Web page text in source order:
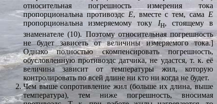
относительная погрешность измерения тока
пропорциональна противоэдс E, вместе с тем, сама E
пропорциональна измеряемому току IН, стоящему в
знаменателе (10). Поэтому относительная погрешность
не будет зависеть от величины измеряемого тока.]
Однако полностью скомпенсировать погрешность,
обусловленную противоэдс датчика, не удастся, т. к. её
величина зависит от температуры жил, которую
контролировать по всей длине ни кто ни когда не будет.
Чем выше сопротивление жил (больше их длина, выше
температура), тем ниже погрешность, вносимая